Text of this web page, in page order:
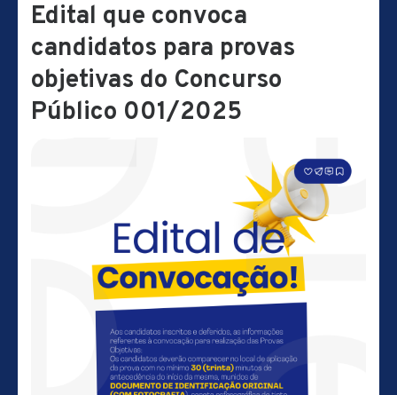
Edital que convoca
candidatos para provas
objetivas do Concurso
Público 001/2025